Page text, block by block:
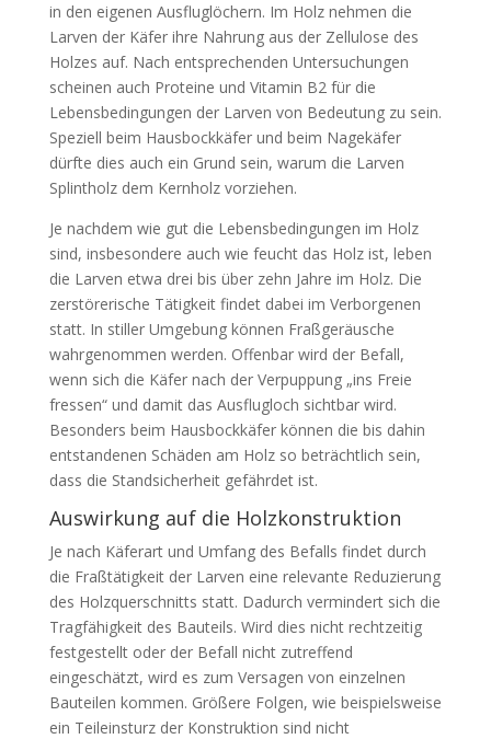
in den eigenen Ausfluglöchern. Im Holz nehmen die
Larven der Käfer ihre Nahrung aus der Zellulose des
Holzes auf. Nach entsprechenden Untersuchungen
scheinen auch Proteine und Vitamin B2 für die
Lebensbedingungen der Larven von Bedeutung zu sein.
Speziell beim Hausbockkäfer und beim Nagekäfer
dürfte dies auch ein Grund sein, warum die Larven
Splintholz dem Kernholz vorziehen.
Je nachdem wie gut die Lebensbedingungen im Holz
sind, insbesondere auch wie feucht das Holz ist, leben
die Larven etwa drei bis über zehn Jahre im Holz. Die
zerstörerische Tätigkeit findet dabei im Verborgenen
statt. In stiller Umgebung können Fraßgeräusche
wahrgenommen werden. Offenbar wird der Befall,
wenn sich die Käfer nach der Verpuppung „ins Freie
fressen“ und damit das Ausflugloch sichtbar wird.
Besonders beim Hausbockkäfer können die bis dahin
entstandenen Schäden am Holz so beträchtlich sein,
dass die Standsicherheit gefährdet ist.
Auswirkung auf die Holzkonstruktion
Je nach Käferart und Umfang des Befalls findet durch
die Fraßtätigkeit der Larven eine relevante Reduzierung
des Holzquerschnitts statt. Dadurch vermindert sich die
Tragfähigkeit des Bauteils. Wird dies nicht rechtzeitig
festgestellt oder der Befall nicht zutreffend
eingeschätzt, wird es zum Versagen von einzelnen
Bauteilen kommen. Größere Folgen, wie beispielsweise
ein Teileinsturz der Konstruktion sind nicht